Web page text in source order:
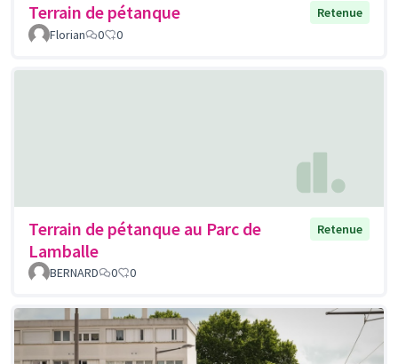
Terrain de pétanque
Retenue
Florian
0 0
Terrain de pétanque au Parc de
Lamballe
Retenue
BERNARD 0 0